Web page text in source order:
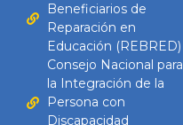
Beneficiarios de
Reparación en
Educación (REBRED)
Consejo Nacional para
la Integración de la
Persona con
Discapacidad